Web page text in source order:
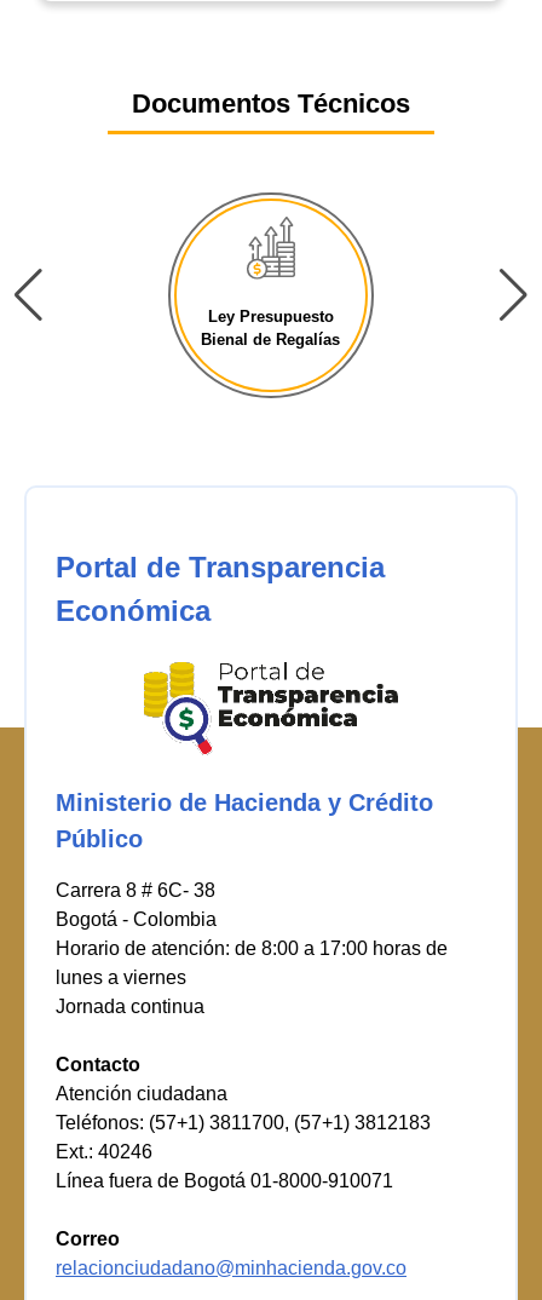
Documentos Técnicos
Ley Presupuesto
Bienal de Regalías
Portal de Transparencia
Económica
Ministerio de Hacienda y Crédito
Público
Carrera 8 # 6C- 38
Bogotá - Colombia
Horario de atención: de 8:00 a 17:00 horas de
lunes a viernes
Jornada continua
Contacto
Atención ciudadana
Teléfonos: (57+1) 3811700, (57+1) 3812183
Ext.: 40246
Línea fuera de Bogotá 01-8000-910071
Correo
relacionciudadano@minhacienda.gov.co